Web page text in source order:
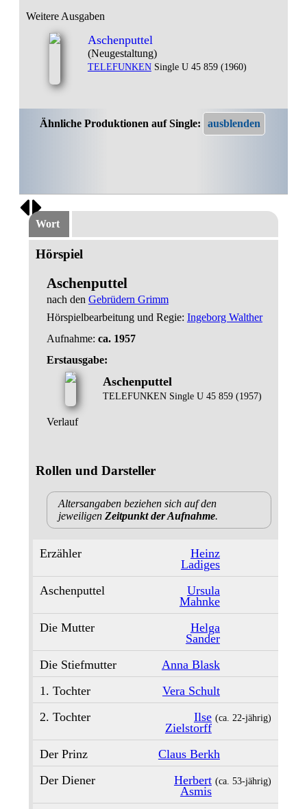
Weitere Ausgaben
Aschenputtel
(Neugestaltung)
TELEFUNKENSingle U 45 859 (1960)
Ähnliche Produktionen auf Single:
Wort
Hörspiel
Aschenputtel
nach den Gebrüdern Grimm
Hörspielbearbeitung und Regie: Ingeborg Walther
Aufnahme: ca. 1957
Erstausgabe:
Aschenputtel
TELEFUNKEN Single U 45 859 (1957)
Verlauf
Rollen und Darsteller
Altersangaben beziehen sich auf den
jeweiligen Zeitpunkt der Aufnahme.
Erzähler
Heinz
Ladiges
Aschenputtel
Ursula
Mahnke
Die Mutter
Helga
Sander
Die Stiefmutter
Anna Blask
1. Tochter
Vera Schult
2. Tochter
Ilse
Zielstorff
(ca. 22‑jährig)
Der Prinz
Claus Berkh
Der Diener
Herbert
Asmis
(ca. 53‑jährig)